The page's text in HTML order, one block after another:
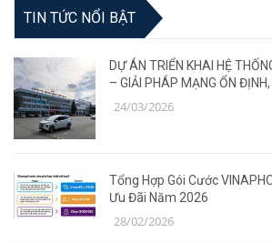
TIN TỨC NỔI BẬT
DỰ ÁN TRIỂN KHAI HỆ
– GIẢI PHÁP MẠNG ỔN
24/03/2026
Tổng Hợp Gói Cước
Ưu Đãi Năm 2026
28/02/2026